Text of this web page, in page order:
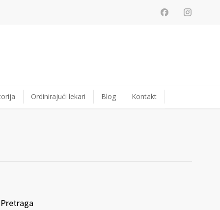
Ordinirajući lekari Blog Kontakt
Pretraga